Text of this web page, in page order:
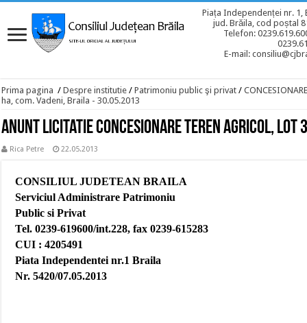
Piața Independenței nr. 1,
jud. Brăila, cod poștal
Telefon:
E-mail:
Prima pagina / Despre institutie / Patrimoniu public şi privat /
ha, com. Vadeni, Braila - 30.05.2013
Anunt licitatie concesionare teren agricol, lot 3
Rica Petre 22.05.2013
CONSILIUL JUDETEAN BRAILA
Serviciul Administrare Patrimoniu
Public si Privat
Tel. 0239-619600/int.228, fax 0239-615283
CUI : 4205491
Piata Independentei nr.1 Braila
Nr. 5420/07.05.2013